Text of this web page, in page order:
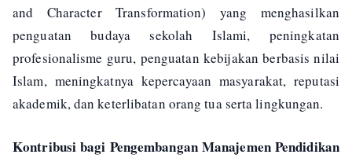
and Character Transformation) yang menghasilkan
penguatan budaya sekolah Islami, peningkatan
profesionalisme guru, penguatan kebijakan berbasis nilai
Islam, meningkatnya kepercayaan masyarakat, reputasi
akademik, dan keterlibatan orang tua serta lingkungan.
Kontribusi bagi Pengembangan Manajemen Pendidikan